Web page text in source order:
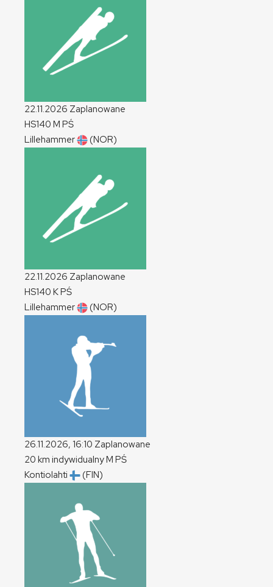
22.11.2026 Zaplanowane
HS140 M PŚ
Lillehammer
(NOR)
22.11.2026 Zaplanowane
HS140 KPŚ
Lillehammer
(NOR)
26.11.2026, 16:10 Zaplanowane
20 km indywidualnyM PŚ
Kontiolahti
(FIN)